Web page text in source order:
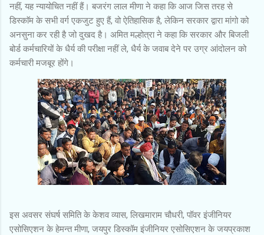
नहीं, यह न्यायोचित नहीं हैं। बजरंग लाल मीणा ने कहा कि आज जिस तरह से
डिस्काॅम के सभी वर्ग एकजुट हुए हैं, वो ऐतिहासिक है, लेकिन सरकार द्वारा मांगो को
अनसुना कर रही है जो दुखद है। अमित मल्होत्रा ने कहा कि सरकार और बिजली
बोर्ड कर्मचारियों के धैर्य की परीक्षा नहीं ले, धैर्य के जवाब देने पर उग्र आंदोलन को
कर्मचारी मजबूर होंगे।
इस अवसर संघर्ष समिति के केशव व्यास, लिखमाराम चौधरी, पॉवर इंजीनियर
एसोसिएशन के हेमन्त मीणा, जयपुर डिस्कॉम इंजीनियर एसोसिएशन के जयप्रकाश